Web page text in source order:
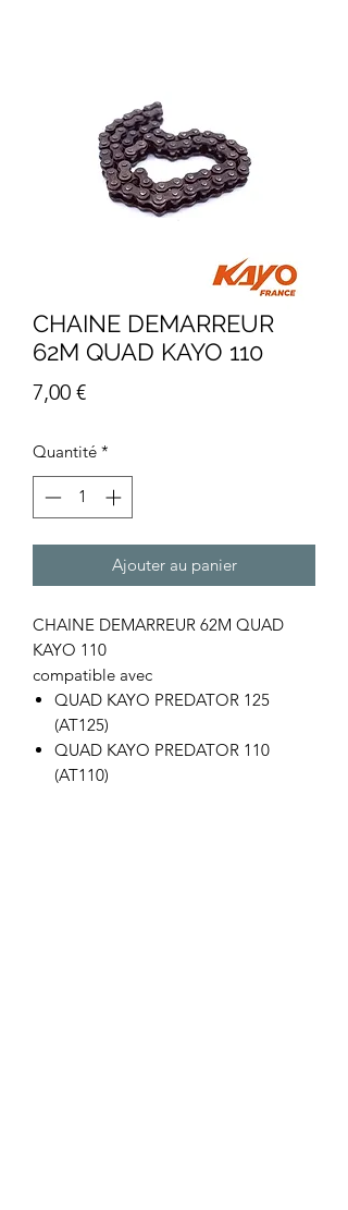
CHAINE DEMARREUR
62M QUAD KAYO 110
7,00 €Prix
Quantité *
Ajouter au panier
CHAINE DEMARREUR 62M QUAD
KAYO 110
compatible avec
QUAD KAYO PREDATOR 125
(AT125)
QUAD KAYO PREDATOR 110
(AT110)